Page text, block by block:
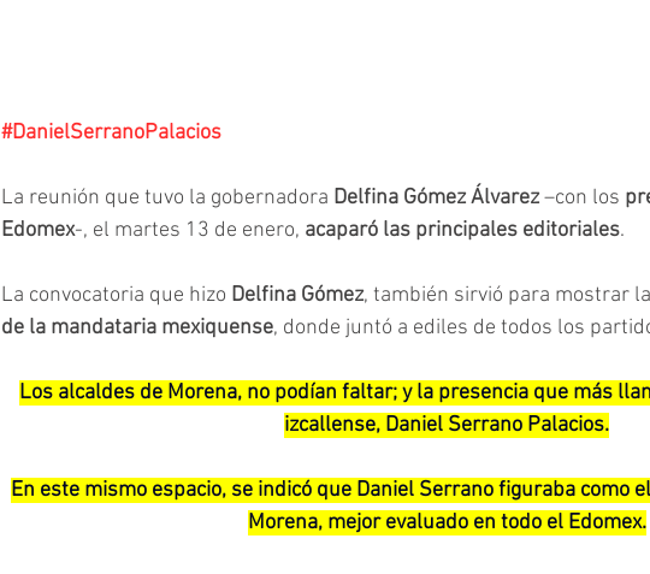
#DanielSerranoPalacios
La reunión que tuvo la gobernadora Delfina Gómez Álvarez –con los
Edomex-, el martes 13 de enero, acaparó las principales editoriales.
La convocatoria que hizo Delfina Gómez, también sirvió para mostrar la
de la mandataria mexiquense, donde juntó a ediles de todos los
Los alcaldes de Morena, no podían faltar; y la presencia que más
izcallense, Daniel Serrano Palacios.
En este mismo espacio, se indicó que Daniel Serrano figuraba como
Morena, mejor evaluado en todo el Edomex.